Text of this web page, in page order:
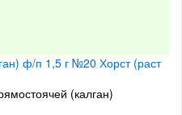
(калган)